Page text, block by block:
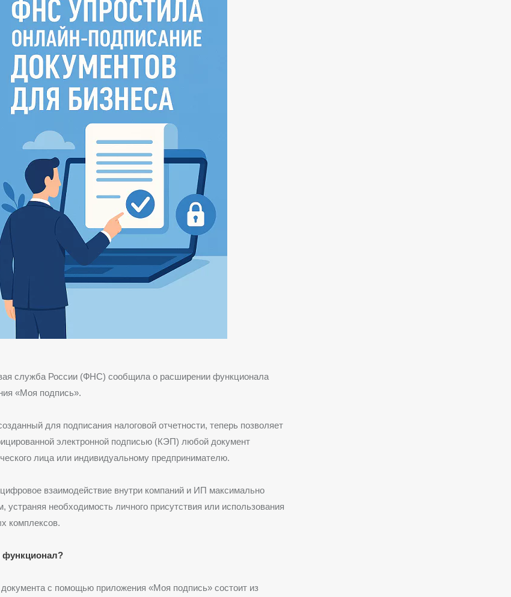
служба России (ФНС) сообщила о расширении функционала
«Моя подпись».
для подписания налоговой отчетности, теперь позволяет
электронной подписью (КЭП) любой документ
лица или индивидуальному предпринимателю.
взаимодействие внутри компаний и ИП максимально
устраняя необходимость личного присутствия или использования
комплексов.
функционал?
с помощью приложения «Моя подпись» состоит из